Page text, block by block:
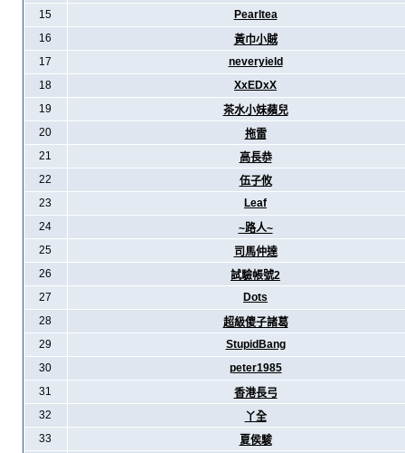
15
Pearltea
16
黃巾小賊
17
neveryield
18
XxEDxX
19
茶水小妹蘋兒
20
拖雷
21
高長恭
22
伍子攸
23
Leaf
24
~路人~
25
司馬仲達
26
試驗帳號2
27
Dots
28
超級傻子諸葛
29
StupidBang
30
peter1985
31
香港長弓
32
丫全
33
夏侯駿